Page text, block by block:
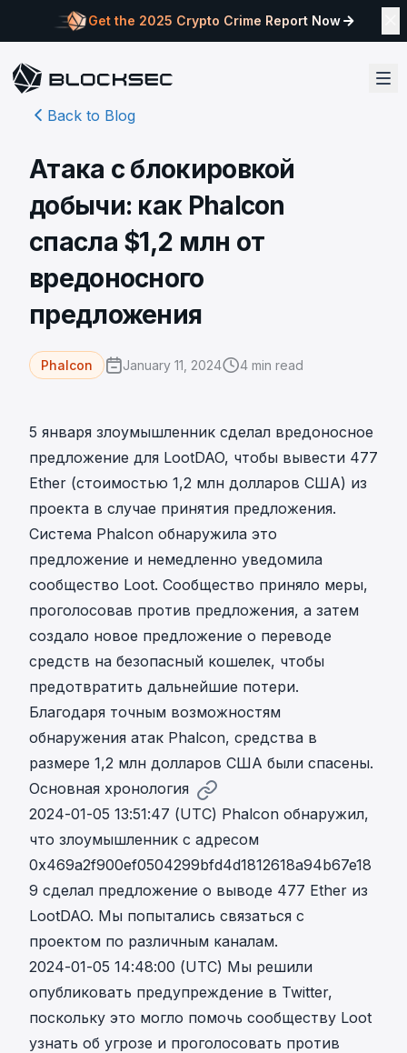
Get the 2025 Crypto Crime Report Now
Back to Blog
Атака с блокировкой
добычи: как Phalcon
спасла $1,2 млн от
вредоносного
предложения
Phalcon January 11, 2024 4 min read
5 января злоумышленник сделал вредоносное
предложение для LootDAO, чтобы вывести 477
Ether (стоимостью 1,2 млн долларов США) из
проекта в случае принятия предложения.
Система Phalcon обнаружила это
предложение и немедленно уведомила
сообщество Loot. Сообщество приняло меры,
проголосовав против предложения, а затем
создало новое предложение о переводе
средств на безопасный кошелек, чтобы
предотвратить дальнейшие потери.
Благодаря точным возможностям
обнаружения атак Phalcon, средства в
размере 1,2 млн долларов США были спасены.
Основная хронология
2024-01-05 13:51:47 (UTC) Phalcon обнаружил,
что злоумышленник с адресом
0x469a2f900ef0504299bfd4d1812618a94b67e18
9 сделал предложение о выводе 477 Ether из
LootDAO. Мы попытались связаться с
проектом по различным каналам.
2024-01-05 14:48:00 (UTC) Мы решили
опубликовать предупреждение в Twitter,
поскольку это могло помочь сообществу Loot
узнать об угрозе и проголосовать против